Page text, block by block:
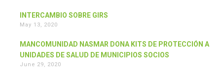
INTERCAMBIO SOBRE GIRS
May 13, 2020
MANCOMUNIDAD NASMAR DONA KITS DE PROTECCIÓN A
UNIDADES DE SALUD DE MUNICIPIOS SOCIOS
June 29, 2020